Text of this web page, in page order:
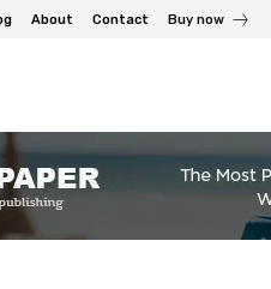
About Contact Buy now